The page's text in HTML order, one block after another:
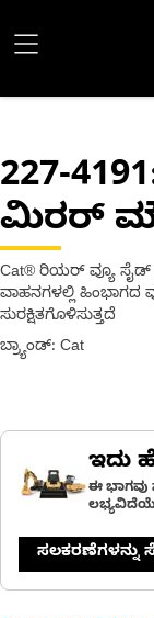
227-4191
ಮಿರರ್
Cat® ರಿಯರ್ ವ್ಯೂ
ವಾಹನಗಳಲ್ಲಿ ಹಿಂಭಾಗದ
ಸುರಕ್ಷಿತಗೊಳಿಸುತ್ತದೆ
ಬ್ರ್ಯಾಂಡ್: Cat
ಇದು
ಈ ಭಾಗವು
ಸಲಕರಣೆಗಳನ್ನು